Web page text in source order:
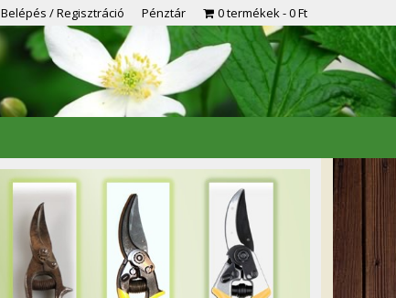
Belépés / Regisztráció Pénztár 0 termékek 0 Ft